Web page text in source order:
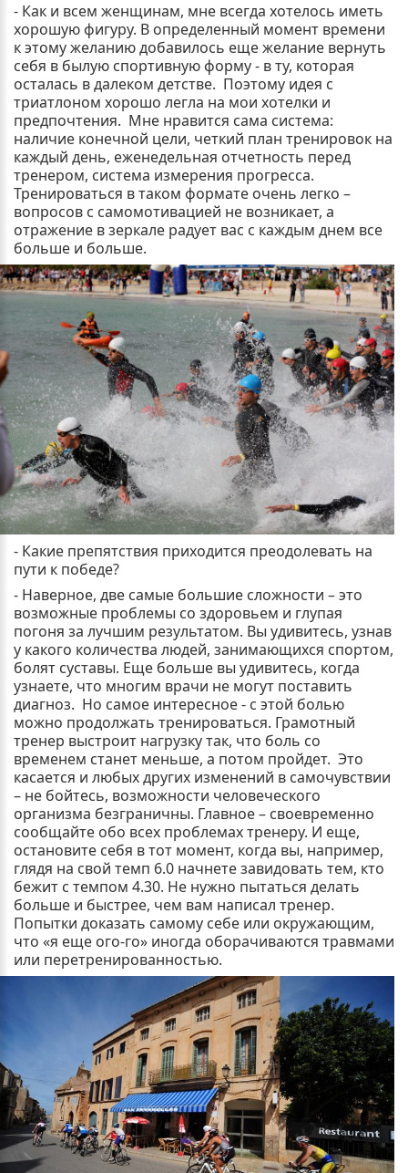
- Как и всем женщинам, мне всегда хотелось иметь
хорошую фигуру. В определенный момент времени
к этому желанию добавилось еще желание вернуть
себя в былую спортивную форму - в ту, которая
осталась в далеком детстве. Поэтому идея с
триатлоном хорошо легла на мои хотелки и
предпочтения. Мне нравится сама система:
наличие конечной цели, четкий план тренировок на
каждый день, еженедельная отчетность перед
тренером, система измерения прогресса.
Тренироваться в таком формате очень легко –
вопросов с самомотивацией не возникает, а
отражение в зеркале радует вас с каждым днем все
больше и больше.
- Какие препятствия приходится преодолевать на
пути к победе?
- Наверное, две самые большие сложности – это
возможные проблемы со здоровьем и глупая
погоня за лучшим результатом. Вы удивитесь, узнав
у какого количества людей, занимающихся спортом,
болят суставы. Еще больше вы удивитесь, когда
узнаете, что многим врачи не могут поставить
диагноз. Но самое интересное - с этой болью
можно продолжать тренироваться. Грамотный
тренер выстроит нагрузку так, что боль со
временем станет меньше, а потом пройдет. Это
касается и любых других изменений в самочувствии
– не бойтесь, возможности человеческого
организма безграничны. Главное – своевременно
сообщайте обо всех проблемах тренеру. И еще,
остановите себя в тот момент, когда вы, например,
глядя на свой темп 6.0 начнете завидовать тем, кто
бежит с темпом 4.30. Не нужно пытаться делать
больше и быстрее, чем вам написал тренер.
Попытки доказать самому себе или окружающим,
что «я еще ого-го» иногда оборачиваются травмами
или перетренированностью.